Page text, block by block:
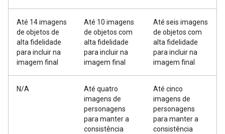
Até 14 imagens
de objetos de
alta fidelidade
para incluir na
imagem final
Até 10 imagens
de objetos com
alta fidelidade
para incluir na
imagem final
Até seis imagens
de objetos com
alta fidelidade
para incluir na
imagem final
N/A
Até quatro
imagens de
personagens
para manter a
consistência
Até cinco
imagens de
personagens
para manter a
consistência